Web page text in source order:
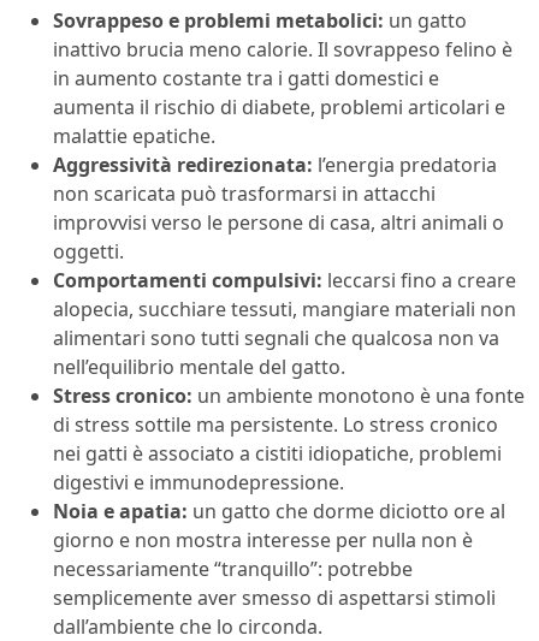
Sovrappeso e problemi metabolici: un gatto
inattivo brucia meno calorie. Il sovrappeso felino è
in aumento costante tra i gatti domestici e
aumenta il rischio di diabete, problemi articolari e
malattie epatiche.
Aggressività redirezionata: l’energia predatoria
non scaricata può trasformarsi in attacchi
improvvisi verso le persone di casa, altri animali o
oggetti.
Comportamenti compulsivi: leccarsi fino a creare
alopecia, succhiare tessuti, mangiare materiali non
alimentari sono tutti segnali che qualcosa non va
nell’equilibrio mentale del gatto.
Stress cronico: un ambiente monotono è una fonte
di stress sottile ma persistente. Lo stress cronico
nei gatti è associato a cistiti idiopatiche, problemi
digestivi e immunodepressione.
Noia e apatia: un gatto che dorme diciotto ore al
giorno e non mostra interesse per nulla non è
necessariamente “tranquillo”: potrebbe
semplicemente aver smesso di aspettarsi stimoli
dall’ambiente che lo circonda.